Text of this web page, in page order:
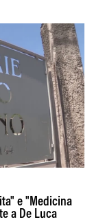
e "Medicina
a De Luca